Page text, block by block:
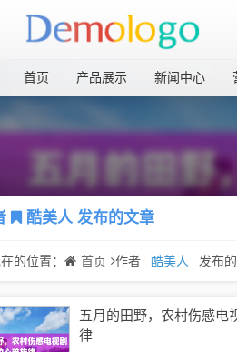
首页 产品展示 新闻中心
酷美人发布的文章
的位置： 首页 作者 酷美人 发布
五月的田野，农村伤感电
律